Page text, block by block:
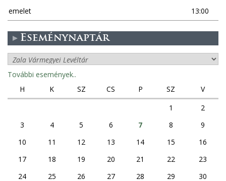
emelet
13:00
Eseménynaptár
További események..
H
K SZ CS P SZ
V
1
2
3
4 5 6 7 8
9
10
11 12 13 14 15
16
17
18 19 20 21 22
23
24
25 26 27 28 29
30